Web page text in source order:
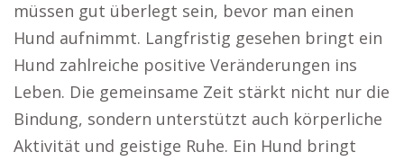
müssen gut überlegt sein, bevor man einen
Hund aufnimmt. Langfristig gesehen bringt ein
Hund zahlreiche positive Veränderungen ins
Leben. Die gemeinsame Zeit stärkt nicht nur die
Bindung, sondern unterstützt auch körperliche
Aktivität und geistige Ruhe. Ein Hund bringt